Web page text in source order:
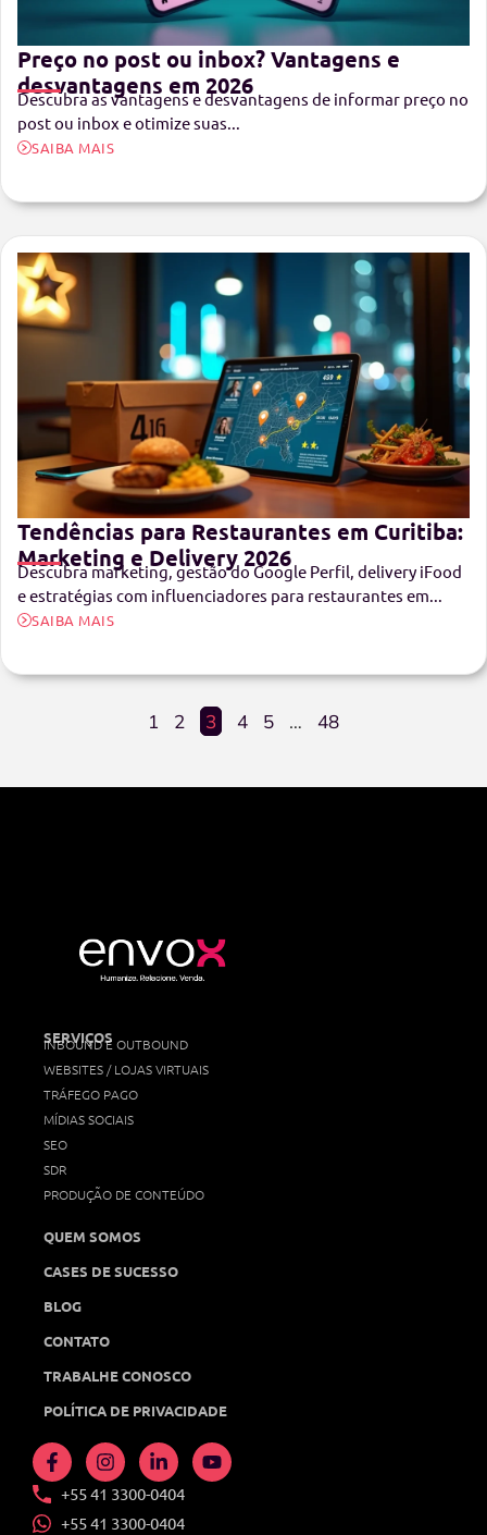
Preço no post ou inbox? Vantagens e
desvantagens em 2026
Descubra as vantagens e desvantagens de informar preço no
post ou inbox e otimize suas...
SAIBA MAIS
Tendências para Restaurantes em Curitiba:
Marketing e Delivery 2026
Descubra marketing, gestão do Google Perfil, delivery iFood
e estratégias com influenciadores para restaurantes em...
SAIBA MAIS
1 2 3 4 5 … 48
SERVIÇOS
INBOUND E OUTBOUND
WEBSITES / LOJAS VIRTUAIS
TRÁFEGO PAGO
MÍDIAS SOCIAIS
SEO
SDR
PRODUÇÃO DE CONTEÚDO
QUEM SOMOS
CASES DE SUCESSO
BLOG
CONTATO
TRABALHE CONOSCO
POLÍTICA DE PRIVACIDADE
+55 41 3300-0404
+55 41 3300-0404